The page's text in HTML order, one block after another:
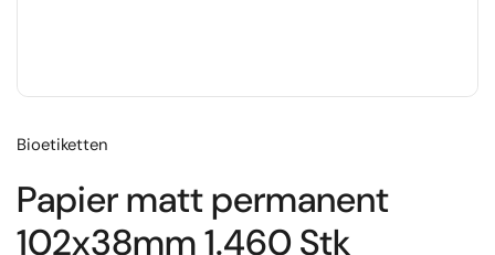
Bioetiketten
Papier matt permanent
102x38mm 1.460 Stk